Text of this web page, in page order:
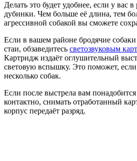
Делать это будет удобнее, если у вас
дубинки. Чем больше её длина, тем
агрессивной собакой вы сможете
Если в вашем районе бродячие
стаи, обзаведитесь светозвуковым
Картридж издаёт оглушительный
световую вспышку. Это поможет,
несколько собак.
Если после выстрела вам
контактно, снимать отработанный
корпус передаёт разряд.